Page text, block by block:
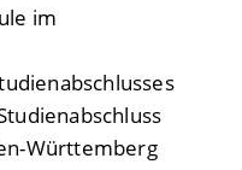
im
Württemberg